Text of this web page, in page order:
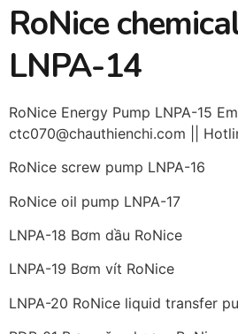
RoNice
LNPA-14
RoNice Energy Pump LNPA-15
ctc070@chauthienchi.com ||
RoNice screw pump LNPA-16
RoNice oil pump LNPA-17
LNPA-18 Bơm dầu RoNice
LNPA-19 Bơm vít RoNice
LNPA-20 RoNice liquid transfer